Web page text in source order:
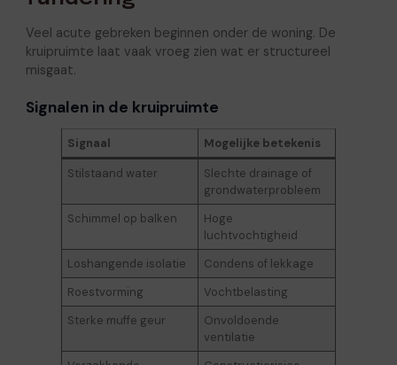
Veel acute gebreken beginnen onder de woning. De
kruipruimte laat vaak vroeg zien wat er structureel
misgaat.
Signalen in de kruipruimte
Signaal
Mogelijke betekenis
Stilstaand water
Slechte drainage of
grondwaterprobleem
Schimmel op balken
Hoge
luchtvochtigheid
Loshangende isolatie
Condens of lekkage
Roestvorming
Vochtbelasting
Sterke muffe geur
Onvoldoende
ventilatie